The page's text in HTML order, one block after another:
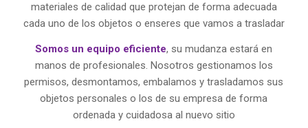
materiales de calidad que protejan de forma adecuada
cada uno de los objetos o enseres que vamos a trasladar
Somos un equipo eficiente, su mudanza estará en
manos de profesionales. Nosotros gestionamos los
permisos, desmontamos, embalamos y trasladamos sus
objetos personales o los de su empresa de forma
ordenada y cuidadosa al nuevo sitio